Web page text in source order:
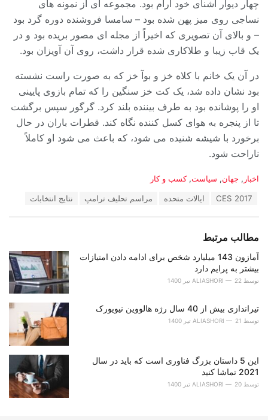
چهار دیوار آشنای خود آرام بود. مجموعه ای از نمونه های
نساجی روی میز پهن شده بود – سامسا فروشنده دوره گرد بود
– و بالای آن تصویری که اخیراً از مجله ای مصور بریده بود و در
یک قاب زیبا و طلاکاری شده قرار داشت، روی آن آویزان بود.
در آن یک خانم با کلاه خز و بوآ خز که به صورت راست نشسته
بود نشان داده شد، یک کت خز سنگین را که تمام بازوی پایینی
او را پوشانده بود به طرف بیننده بلند کرد. گرگور سپس برگشت
تا از پنجره به هوای کسل کننده نگاه کند. قطرات باران در حال
برخورد با شیشه شنیده می شود، که باعث می شود او کاملاً
ناراحت شود.
دسته‌ها:
اخبار , جهان, سیاست,کسب و کار
برچسب:
CES 2017 ایالات متحده مراسم تحلیف ترامپ نتایج انتخابات
مطالب مرتبط
آمازون 143 میلیارد شخص برای ادامه دادن امتیازات
بیشتر به پرایم دارد
توسط ALIASHORI 22 تیر 1400
تیراندازی بیش از 40 سال رژه هالووین نیویورک
توسط ALIASHORI 21 تیر 1400
این 5 داستان بزرگ فناوری است که باید در سال
2021 تماشا کنید
توسط ALIASHORI 20 تیر 1400